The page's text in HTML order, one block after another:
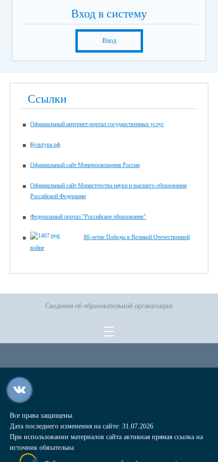
Вход в систему
Вход
Ссылки
Официальный интернет-портал государственных услуг
Культура.рф
Официальный сайт Минпросвещения России
Официальный сайт Министерства науки и высшего образования
Российской Федерации
Федеральный портал "Российское образование"
80-летие Победы в Великой Отечественной
войне
Сведения об образовательной организации
Все права защищены.
Дата последнего изменения на сайте: 31.07.2026
При использовании материалов сайта активная прямая ссылка на
источник обязательна